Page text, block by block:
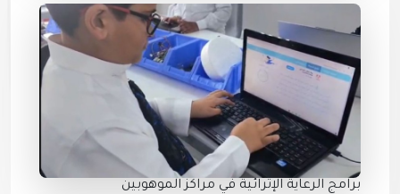
برامج الرعاية الإثرائية في مراكز الموهوبين